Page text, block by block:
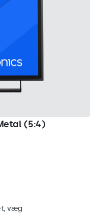
(5:4)
væg